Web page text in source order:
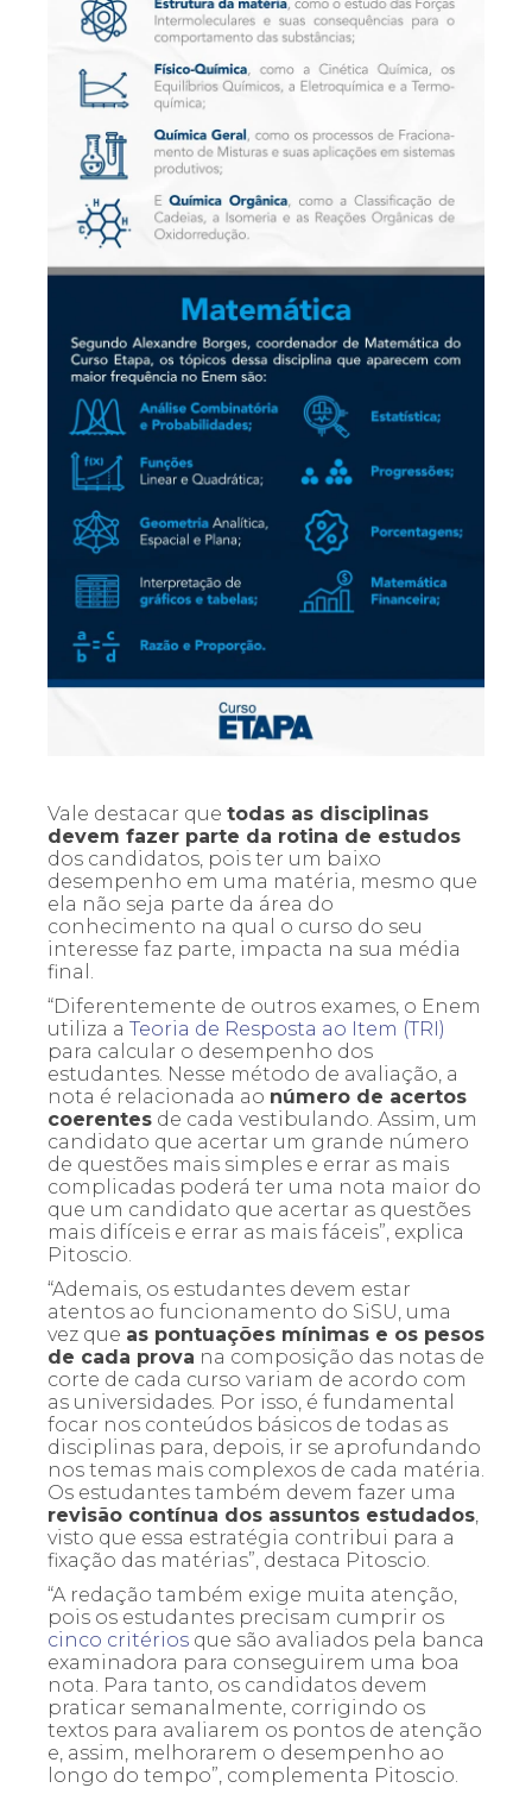
Vale destacar que todas as disciplinas
devem fazer parte da rotina de estudos
dos candidatos, pois ter um baixo
desempenho em uma matéria, mesmo que
ela não seja parte da área do
conhecimento na qual o curso do seu
interesse faz parte, impacta na sua média
final.
“Diferentemente de outros exames, o Enem
utiliza a Teoria de Resposta ao Item (TRI)
para calcular o desempenho dos
estudantes. Nesse método de avaliação, a
nota é relacionada ao número de acertos
coerentes de cada vestibulando. Assim, um
candidato que acertar um grande número
de questões mais simples e errar as mais
complicadas poderá ter uma nota maior do
que um candidato que acertar as questões
mais difíceis e errar as mais fáceis”, explica
Pitoscio.
“Ademais, os estudantes devem estar
atentos ao funcionamento do SiSU, uma
vez que as pontuações mínimas e os pesos
de cada prova na composição das notas de
corte de cada curso variam de acordo com
as universidades. Por isso, é fundamental
focar nos conteúdos básicos de todas as
disciplinas para, depois, ir se aprofundando
nos temas mais complexos de cada matéria.
Os estudantes também devem fazer uma
revisão contínua dos assuntos estudados
visto que essa estratégia contribui para a
fixação das matérias”, destaca Pitoscio.
“A redação também exige muita atenção,
pois os estudantes precisam cumprir os
cinco critérios que são avaliados pela banca
examinadora para conseguirem uma boa
nota. Para tanto, os candidatos devem
praticar semanalmente, corrigindo os
textos para avaliarem os pontos de atenção
e, assim, melhorarem o desempenho ao
longo do tempo”, complementa Pitoscio.